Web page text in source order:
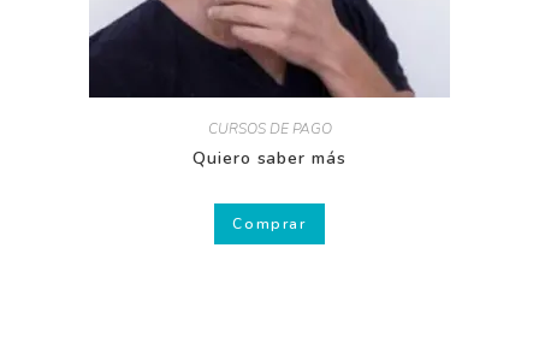
CURSOS DE PAGO
Quiero saber más
Comprar